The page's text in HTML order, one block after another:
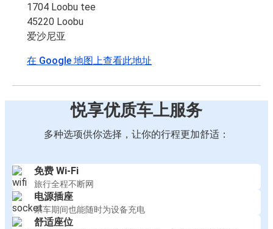
1704 Loobu tee
45220 Loobu
爱沙尼亚
在 Google 地图上查看此地址
悦享优质车上服务
多种选项供你选择，让你的行程更加舒适：
免费 Wi-Fi
旅行全程不断网
电源插座
乘车期间也能随时为设备充电
舒适座位